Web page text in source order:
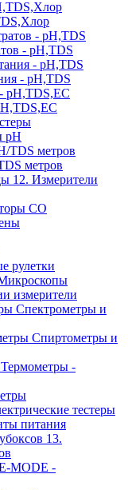
- pH,TDS
- pH,TDS
pН
метров
12. Измерители
CO
рулетки
измерители
Спектрометры и
Спиртометры и
Термометры -
тестеры
питания
13.
MODE -